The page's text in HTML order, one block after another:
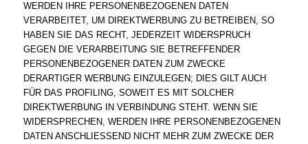
WERDEN IHRE PERSONENBEZOGENEN DATEN
VERARBEITET, UM DIREKTWERBUNG ZU BETREIBEN, SO
HABEN SIE DAS RECHT, JEDERZEIT WIDERSPRUCH
GEGEN DIE VERARBEITUNG SIE BETREFFENDER
PERSONENBEZOGENER DATEN ZUM ZWECKE
DERARTIGER WERBUNG EINZULEGEN; DIES GILT AUCH
FÜR DAS PROFILING, SOWEIT ES MIT SOLCHER
DIREKTWERBUNG IN VERBINDUNG STEHT. WENN SIE
WIDERSPRECHEN, WERDEN IHRE PERSONENBEZOGENEN
DATEN ANSCHLIESSEND NICHT MEHR ZUM ZWECKE DER